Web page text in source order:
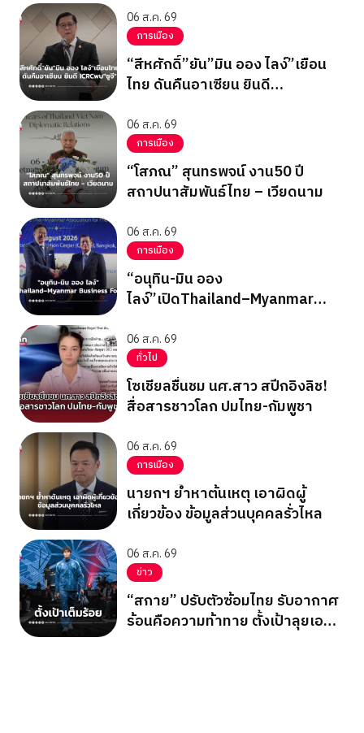
06 ส.ค. 69
การเมือง
“สีหศักดิ์”ยัน”มิน ออง ไลง์”เยือน
ไทย ดันคืนอาเซียน ยินดี
06 ส.ค. 69
การเมือง
“โสภณ” สุนทรพจน์ งาน50 ปี
สถาปนาสัมพันธ์ไทย – เวียดนาม
06 ส.ค. 69
การเมือง
“อนุทิน-มิน ออง
ไลง์”เปิดThailand–Myanmar
06 ส.ค. 69
ทั่วไป
โซเชียลชื่นชม นศ.สาว สปีกอิงลิช!
สื่อสารชาวโลก ปมไทย-กัมพูชา
06 ส.ค. 69
การเมือง
นายกฯ ย้ำหาต้นเหตุ เอาผิดผู้
เกี่ยวข้อง ข้อมูลส่วนบุคคลรั่วไหล
06 ส.ค. 69
ข่าว
“สกาย” ปรับตัวซ้อมไทย รับอากาศ
ร้อนคือความท้าทาย ตั้งเป้าลุยเอ